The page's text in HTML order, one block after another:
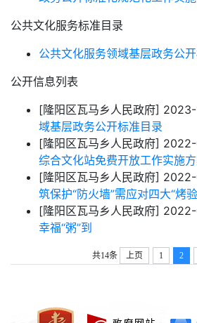
公共文化服务标准目录
公共文化服务领域基层政务公
公开信息列表
[隆阳区瓦马乡人民政府] 2023-
域基层政务公开标准目录
[隆阳区瓦马乡人民政府]
综合文化站免费开放工作实施
[隆阳区瓦马乡人民政府]
筑保护“防火墙”需应对四大“烤
[隆阳区瓦马乡人民政府]
幸福“粥”到
共14条 上页 1 2